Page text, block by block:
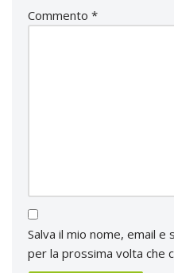
Commento *
Salva il mio nome, email
per la prossima volta che